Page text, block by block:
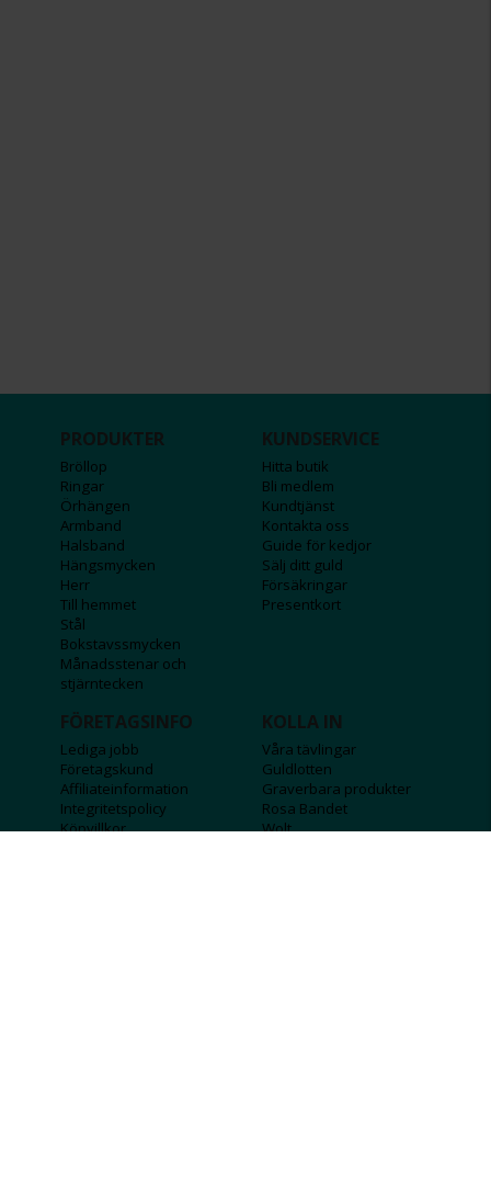
PRODUKTER
Bröllop
Ringar
Örhängen
Armband
Halsband
Hängsmycken
Herr
Till hemmet
Stål
Bokstavssmycken
Månadsstenar och
stjärntecken
KUNDSERVICE
Hitta butik
Bli medlem
Kundtjänst
Kontakta oss
Guide för kedjor
Sälj ditt guld
Försäkringar
Presentkort
FÖRETAGSINFO
Lediga jobb
Företagskund
Affiliateinformation
Integritetspolicy
Köpvillkor
KOLLA IN
Våra tävlingar
Guldlotten
Graverbara produkter
Rosa Bandet
Wolt